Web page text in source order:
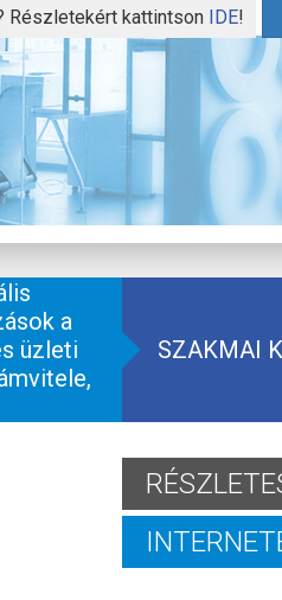
Részletekért kattintson IDE!
a
üzleti
SZAKMAI